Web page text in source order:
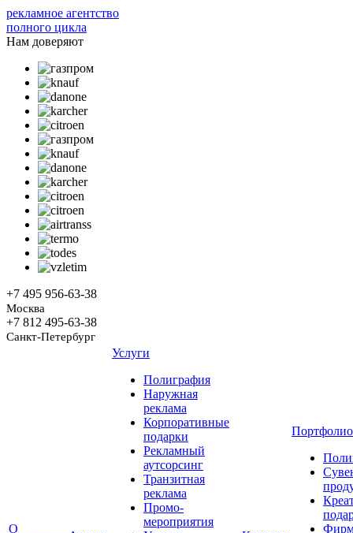
рекламное агентство
полного цикла
Нам доверяют
+7 495 956-63-38
Москва
+7 812 495-63-38
Санкт-Петербург
О
Услуги
Полиграфия
Наружная
реклама
Корпоративные
подарки
Рекламный
аутсорсинг
Транзитная
реклама
Промо-
мероприятия
Портфолио